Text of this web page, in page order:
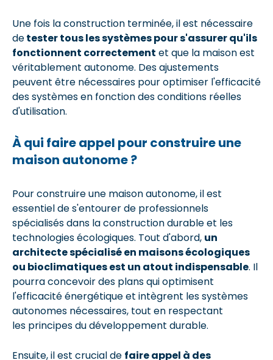
Une fois la construction terminée, il est nécessaire
detester tous les systèmes pour s'assurer qu'ils
fonctionnent correctement et que la maison est
véritablement autonome. Des ajustements
peuvent être nécessaires pour optimiser l'efficacité
des systèmes en fonction des conditions réelles
d'utilisation.
À qui faire appel pour construire une
maison autonome ?
Pour construire une maison autonome, il est
essentiel de s'entourer de professionnels
spécialisés dans la construction durable et les
technologies écologiques. Tout d'abord, un
architecte spécialisé en maisons écologiques
ou bioclimatiques est un atout indispensable. Il
pourra concevoir des plans qui optimisent
l'efficacité énergétique et intègrent les systèmes
autonomes nécessaires, tout en respectant
les principes du développement durable.
Ensuite, il est crucial de faire appel à des